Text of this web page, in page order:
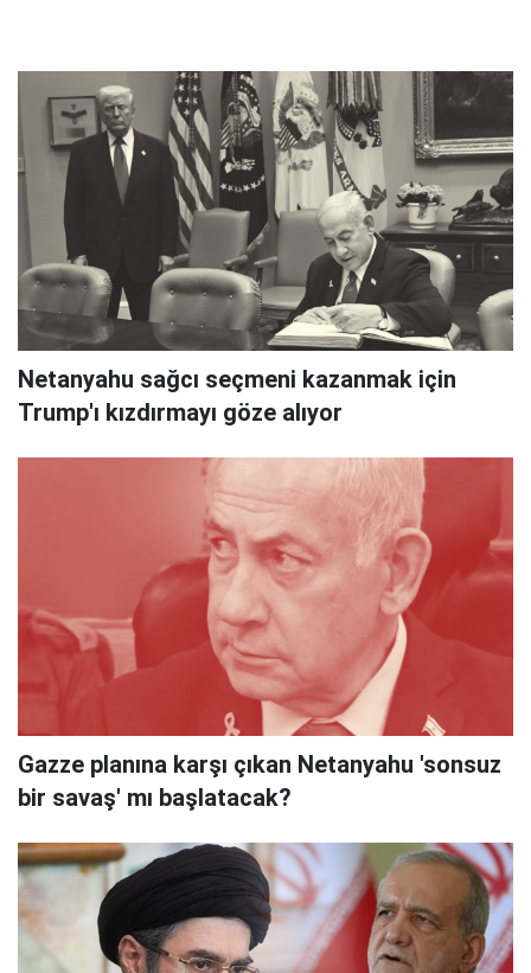
Netanyahu sağcı seçmeni kazanmak için
Trump'ı kızdırmayı göze alıyor
Gazze planına karşı çıkan Netanyahu 'sonsuz
bir savaş' mı başlatacak?